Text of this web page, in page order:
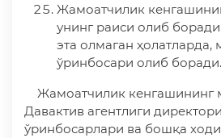
Жамоатчилик
унинг раиси олиб
эта олмаган ҳолатларда,
ўринбосари олиб боради.
Жамоатчилик кенгашининг
Давактив агентлиги
ўринбосарлари ва бошқа